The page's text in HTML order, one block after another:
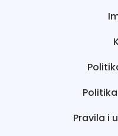
Pravila i